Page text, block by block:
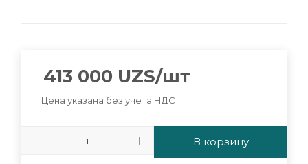
413 000 UZS/шт
Цена указана без учета НДС
В корзину